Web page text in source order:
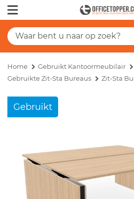
Home Gebruikt Kantoormeubilair
Gebruikte Zit-Sta Bureaus
Zit-Sta
Gebruikt